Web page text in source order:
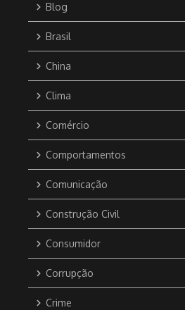
Blog
Brasil
China
Clima
Comércio
Comportamentos
Comunicação
Construção Civil
Consumidor
Corrupção
Crime